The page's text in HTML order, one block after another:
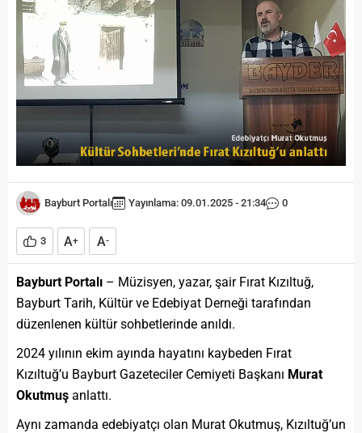
Bayburt Portalı Yayınlama: 09.01.2025 - 21:34 0
3 A+ A-
Bayburt Portalı – Müzisyen, yazar, şair Fırat Kızıltuğ,
Bayburt Tarih, Kültür ve Edebiyat Derneği tarafından
düzenlenen kültür sohbetlerinde anıldı.
2024 yılının ekim ayında hayatını kaybeden Fırat
Kızıltuğ’u Bayburt Gazeteciler Cemiyeti Başkanı Murat
Okutmuş anlattı.
Aynı zamanda edebiyatçı olan Murat Okutmuş, Kızıltuğ’un